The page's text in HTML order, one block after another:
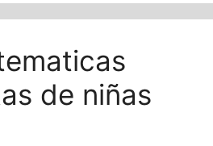
de niñas